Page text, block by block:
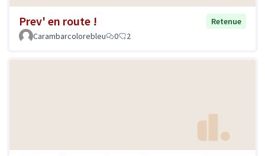
Prev' en route !
Retenue
Carambarcolorebleu
0 2